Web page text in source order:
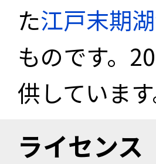
た江戸末期
ものです。
供しています
ライセンス